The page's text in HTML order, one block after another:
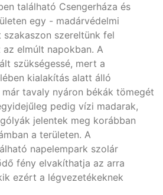
található Csengerháza és
egy - madárvédelmi
szereltünk fel
elmúlt napokban. A
szükségessé, mert a
kialakítás alatt álló
tavaly nyáron békák tömegét
pedig vízi madarak,
jelentek meg korábban
a területen. A
napelempark szolár
fény elvakíthatja az arra
ezért a légvezetékeknek